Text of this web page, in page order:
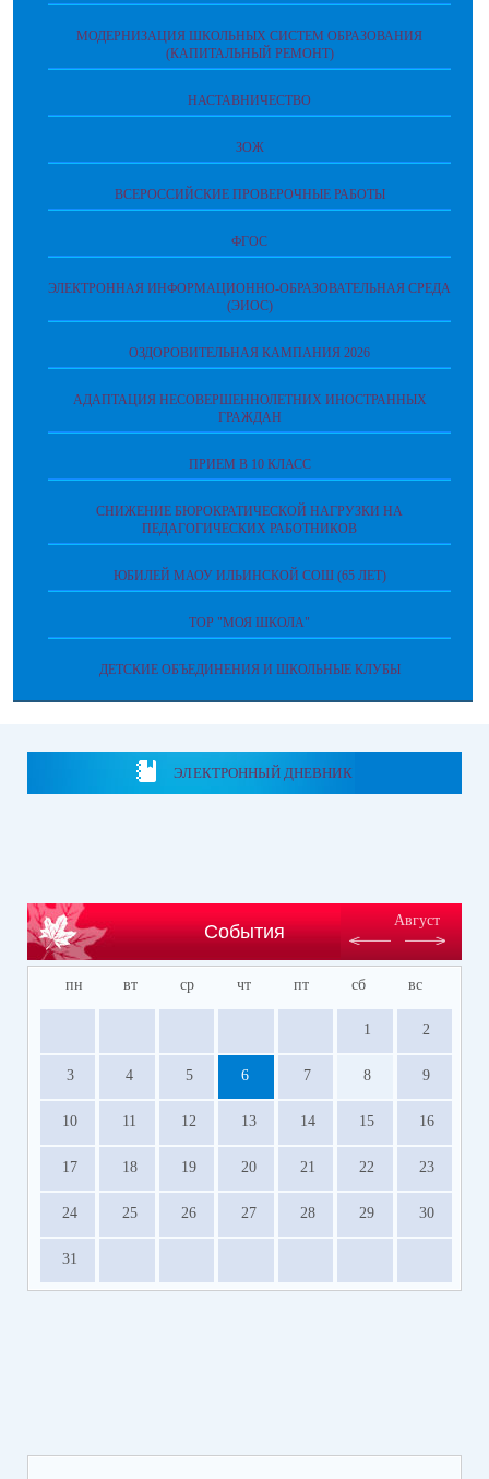
МОДЕРНИЗАЦИЯ ШКОЛЬНЫХ СИСТЕМ ОБРАЗОВАНИЯ
(КАПИТАЛЬНЫЙ РЕМОНТ)
НАСТАВНИЧЕСТВО
ЗОЖ
ВСЕРОССИЙСКИЕ ПРОВЕРОЧНЫЕ РАБОТЫ
ФГОС
ЭЛЕКТРОННАЯ ИНФОРМАЦИОННО-ОБРАЗОВАТЕЛЬНАЯ СРЕДА
(ЭИОС)
ОЗДОРОВИТЕЛЬНАЯ КАМПАНИЯ 2026
АДАПТАЦИЯ НЕСОВЕРШЕННОЛЕТНИХ ИНОСТРАННЫХ
ГРАЖДАН
ПРИЕМ В 10 КЛАСС
СНИЖЕНИЕ БЮРОКРАТИЧЕСКОЙ НАГРУЗКИ НА
ПЕДАГОГИЧЕСКИХ РАБОТНИКОВ
ЮБИЛЕЙ МАОУ ИЛЬИНСКОЙ СОШ (65 ЛЕТ)
ТОР "МОЯ ШКОЛА"
ДЕТСКИЕ ОБЪЕДИНЕНИЯ И ШКОЛЬНЫЕ КЛУБЫ
ЭЛЕКТРОННЫЙ ДНЕВНИК
События
Август
пн вт ср чт пт сб вс
1 2
3 4 5 6 7 8 9
10 11 12 13 14 15 16
17 18 19 20 21 22 23
24 25 26 27 28 29 30
31